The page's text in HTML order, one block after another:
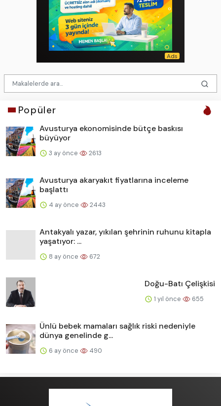
Popüler
Avusturya ekonomisinde bütçe baskısı
büyüyor
3 ay önce 2613
Avusturya akaryakıt fiyatlarına inceleme
başlattı
4 ay önce 2443
Antakyalı yazar, yıkılan şehrinin ruhunu kitapla
yaşatıyor: ...
8 ay önce 672
Doğu-Batı Çelişkisi
1 yıl önce 655
Ünlü bebek mamaları sağlık riski nedeniyle
dünya genelinde g...
6 ay önce 490